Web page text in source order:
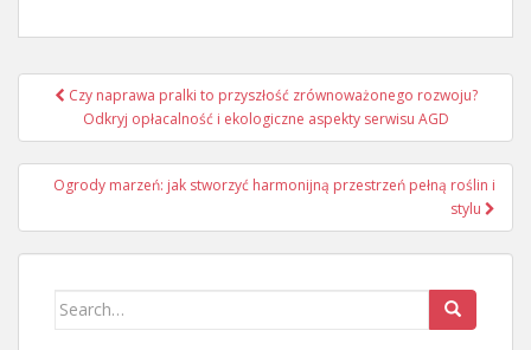
Nawigacja
wpisu
Czy naprawa pralki to przyszłość zrównoważonego rozwoju?
Odkryj opłacalność i ekologiczne aspekty serwisu AGD
Ogrody marzeń: jak stworzyć harmonijną przestrzeń pełną roślin i
stylu
Search